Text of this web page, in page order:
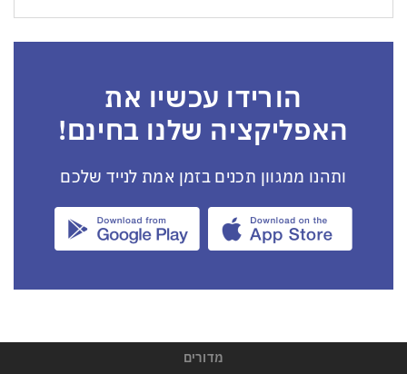
הורידו עכשיו את
האפליקציה שלנו בחינם!
ותהנו ממגוון תכנים בזמן אמת לנייד שלכם
מדורים